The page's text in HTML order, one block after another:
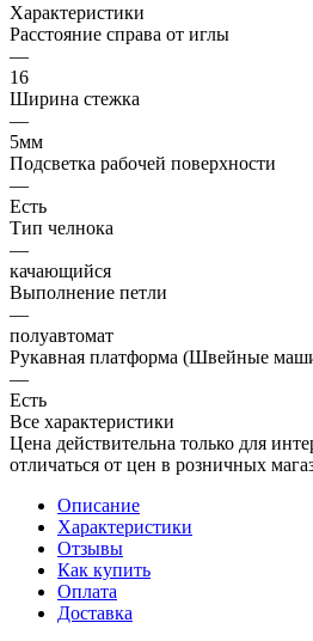
Характеристики
Расстояние справа от иглы
—
16
Ширина стежка
—
5мм
Подсветка рабочей поверхности
—
Есть
Тип челнока
—
качающийся
Выполнение петли
—
полуавтомат
Рукавная платформа (Швейные
—
Есть
Все характеристики
Цена действительна только для
отличаться от цен в розничных
Описание
Характеристики
Отзывы
Как купить
Оплата
Доставка